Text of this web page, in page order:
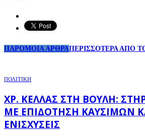
ΠΑΡΟΜΟΙΑ ΑΡΘΡΑΠΕΡΙΣΣΟΤΕΡΑ ΑΠΟ
ΠΟΛΙΤΙΚΗ
ΧΡ. ΚΈΛΛΑΣ ΣΤΗ ΒΟΥΛΉ:
ΜΕ ΕΠΙΔΌΤΗΣΗ ΚΑΥΣΊΜΩΝ
ΕΝΙΣΧΎΣΕΙΣ